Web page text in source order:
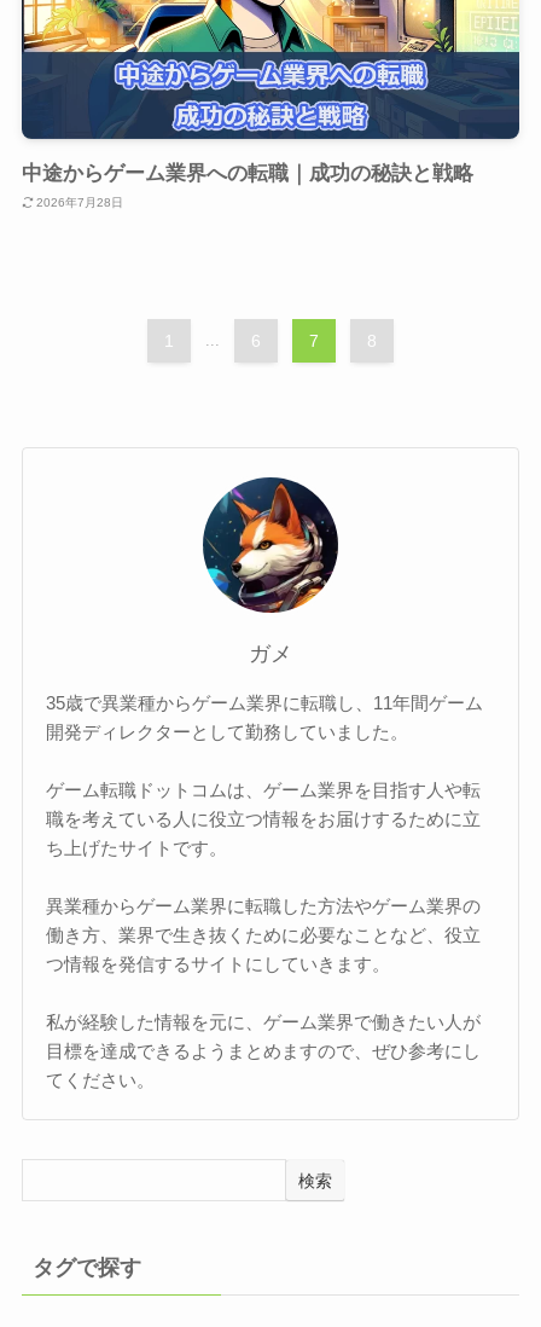
中途からゲーム業界への転職｜成功の秘訣と戦略
2026年7月28日
1 6 7 8
ガメ
35歳で異業種からゲーム業界に転職し、11年間ゲーム
開発ディレクターとして勤務していました。
ゲーム転職ドットコムは、ゲーム業界を目指す人や転
職を考えている人に役立つ情報をお届けするために立
ち上げたサイトです。
異業種からゲーム業界に転職した方法やゲーム業界の
働き方、業界で生き抜くために必要なことなど、役立
つ情報を発信するサイトにしていきます。
私が経験した情報を元に、ゲーム業界で働きたい人が
目標を達成できるようまとめますので、ぜひ参考にし
てください。
検索
タグで探す